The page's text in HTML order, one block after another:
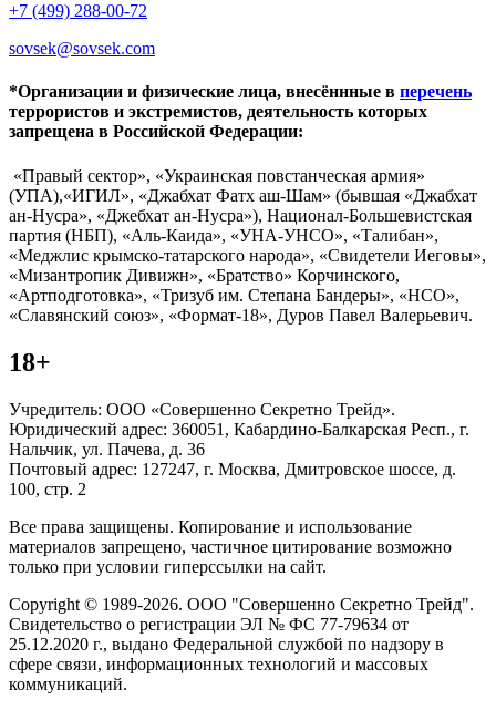
+7 (499) 288-00-72
sovsek@sovsek.com
*Организации и физические лица, внесённные в перечень
террористов и экстремистов, деятельность которых
запрещена в Российской Федерации:
«Правый сектор», «Украинская повстанческая армия»
(УПА),«ИГИЛ», «Джабхат Фатх аш-Шам» (бывшая «Джабхат
ан-Нусра», «Джебхат ан-Нусра»), Национал-Большевистская
партия (НБП), «Аль-Каида», «УНА-УНСО», «Талибан»,
«Меджлис крымско-татарского народа», «Свидетели Иеговы»,
«Мизантропик Дивижн», «Братство» Корчинского,
«Артподготовка», «Тризуб им. Степана Бандеры», «НСО»,
«Славянский союз», «Формат-18», Дуров Павел Валерьевич.
18+
Учредитель: ООО «Совершенно Секретно Трейд».
Юридический адрес: 360051, Кабардино-Балкарская Респ., г.
Нальчик, ул. Пачева, д. 36
Почтовый адрес: 127247, г. Москва, Дмитровское шоссе, д.
100, стр. 2
Все права защищены. Копирование и использование
материалов запрещено, частичное цитирование возможно
только при условии гиперссылки на сайт.
Copyright © 1989-2026. ООО "Совершенно Секретно Трейд".
Свидетельство о регистрации ЭЛ № ФС 77-79634 от
25.12.2020 г., выдано Федеральной службой по надзору в
сфере связи, информационных технологий и массовых
коммуникаций.